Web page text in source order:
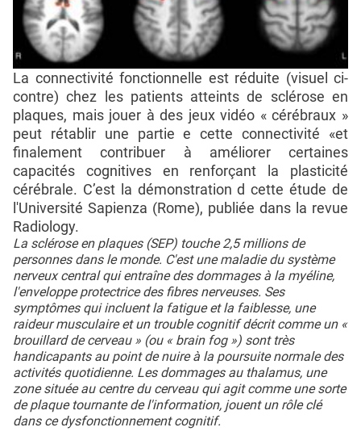
La connectivité fonctionnelle est réduite (visuel ci-
contre) chez les patients atteints de sclérose en
plaques, mais jouer à des jeux vidéo « cérébraux »
peut rétablir une partie e cette connectivité «et
finalement contribuer à améliorer certaines
capacités cognitives en renforçant la plasticité
cérébrale. C’est la démonstration d cette étude de
l'Université Sapienza (Rome), publiée dans la revue
Radiology.
La sclérose en plaques (SEP) touche 2,5 millions de
personnes dans le monde. C'est une maladie du système
nerveux central qui entraîne des dommages à la myéline,
l'enveloppe protectrice des fibres nerveuses. Ses
symptômes qui incluent la fatigue et la faiblesse, une
raideur musculaire et un trouble cognitif décrit comme un «
brouillard de cerveau » (ou « brain fog ») sont très
handicapants au point de nuire à la poursuite normale des
activités quotidienne. Les dommages au thalamus, une
zone située au centre du cerveau qui agit comme une sorte
de plaque tournante de l'information, jouent un rôle clé
dans ce dysfonctionnement cognitif.